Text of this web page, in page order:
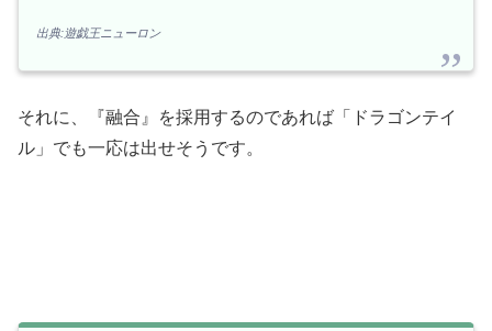
出典:遊戯王ニューロン
それに、『融合』を採用するのであれば「ドラゴンテイ
ル」でも一応は出せそうです。